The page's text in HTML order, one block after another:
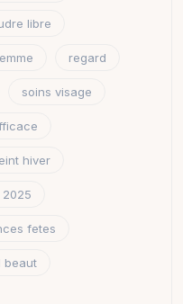
libre
regard
soins visage
hiver
fetes
beaut